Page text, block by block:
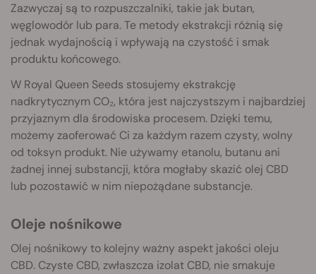
Zazwyczaj są to rozpuszczalniki, takie jak butan,
węglowodór lub para. Te metody ekstrakcji różnią się
jednak wydajnością i wpływają na czystość i smak
produktu końcowego.
W Royal Queen Seeds stosujemy ekstrakcję
nadkrytycznym CO₂, która jest najczystszym i najbardziej
przyjaznym dla środowiska procesem. Dzięki temu,
możemy zaoferować Ci za każdym razem czysty, wolny
od toksyn produkt. Nie używamy etanolu, butanu ani
żadnej innej substancji, która mogłaby skazić olej CBD
lub pozostawić w nim niepożądane substancje.
Oleje nośnikowe
Olej nośnikowy to kolejny ważny aspekt jakości oleju
CBD. Czyste CBD, zwłaszcza izolat CBD, nie smakuje